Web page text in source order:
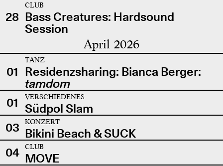
28
CLUB
Bass Creatures: Hardsound
Session
April 2026
01
TANZ
Residenzsharing: Bianca Berger:
tamdom
01
VERSCHIEDENES
Südpol Slam
03
KONZERT
Bikini Beach & SUCK
04
CLUB
MOVE